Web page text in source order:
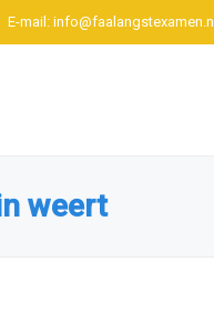
E-mail: info@faalangstexamen.nl
weert